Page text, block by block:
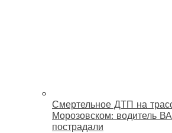
Смертельное ДТП на
Морозовском: водитель
пострадали